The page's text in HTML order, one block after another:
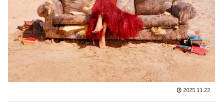
2025.11.22